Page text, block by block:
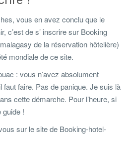
vous en avez conclu que le
c’est de s’ inscrire sur Booking
de la réservation hôtelière)
mondiale de ce site.
: vous n’avez absolument
faire. Pas de panique. Je suis là
cette démarche. Pour l’heure, si
guide !
sur le site de Booking-hotel-